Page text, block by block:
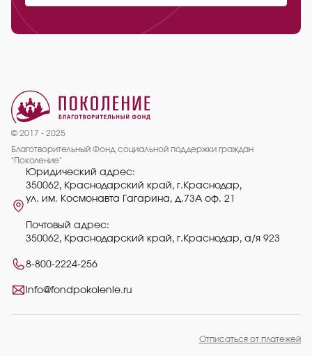
© 2017 - 2025
Благотворительный Фонд социальной поддержки граждан
"Поколение"
Юридический адрес:
350062, Краснодарский край, г.Краснодар,
ул. им. Космонавта Гагарина, д.73А оф. 21
Почтовый адрес:
350062, Краснодарский край, г.Краснодар, а/я 923
8-800-2224-256
info@fondpokolenie.ru
Отписаться от платежей